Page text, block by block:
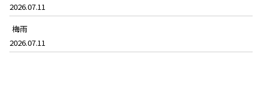
2026.07.11
梅雨
2026.07.11